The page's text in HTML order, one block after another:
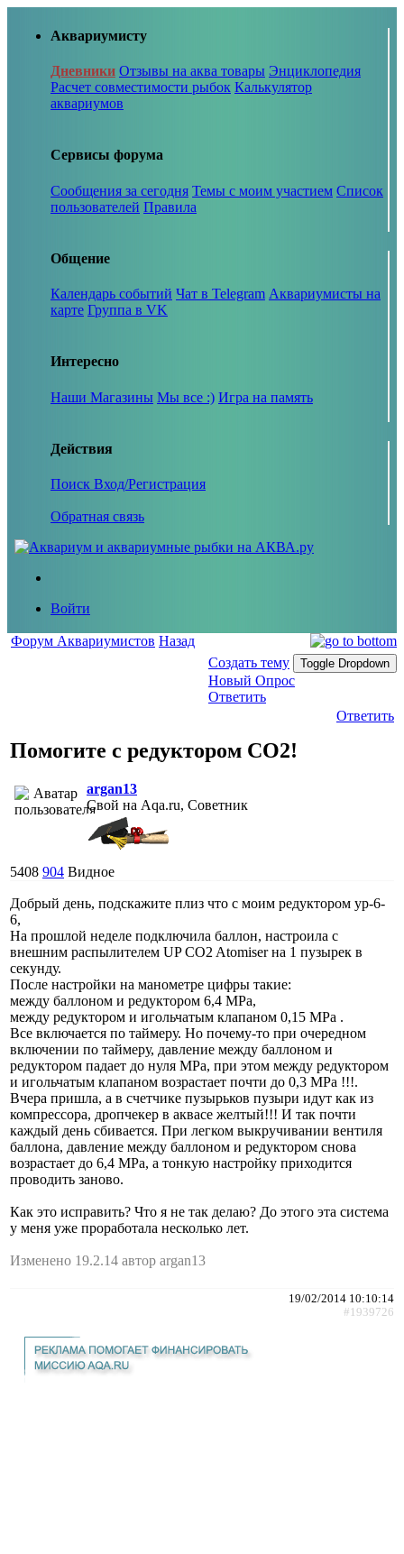
Аквариумисту
Дневники Отзывы на аква товары Энциклопедия
Расчет совместимости рыбок Калькулятор
аквариумов
Сервисы форума
Сообщения за сегодня Темы с моим участием Список
пользователей Правила
Общение
Календарь событий Чат в Telegram Аквариумисты на
карте Группа в VK
Интересно
Наши Магазины Мы все :) Игра на память
Действия
Поиск Вход/Регистрация
Обратная связь
Войти
Форум Аквариумистов Назад
Создать тему
Toggle Dropdown
Новый Опрос
Ответить
Ответить
Помогите с редуктором СО2!
argan13
Свой на Aqa.ru, Советник
5408 904 Видное
Добрый день, подскажите плиз что с моим редуктором ур-6-
6,
На прошлой неделе подключила баллон, настроила с
внешним распылителем UP CO2 Atomiser на 1 пузырек в
секунду.
После настройки на манометре цифры такие:
между баллоном и редуктором 6,4 МРа,
между редуктором и игольчатым клапаном 0,15 МРа .
Все включается по таймеру. Но почему-то при очередном
включении по таймеру, давление между баллоном и
редуктором падает до нуля МРа, при этом между редуктором
и игольчатым клапаном возрастает почти до 0,3 МРа !!!.
Вчера пришла, а в счетчике пузырьков пузыри идут как из
компрессора, дропчекер в аквасе желтый!!! И так почти
каждый день сбивается. При легком выкручивании вентиля
баллона, давление между баллоном и редуктором снова
возрастает до 6,4 МРа, а тонкую настройку приходится
проводить заново.
Как это исправить? Что я не так делаю? До этого эта система
у меня уже проработала несколько лет.
Изменено 19.2.14 автор argan13
19/02/2014 10:10:14
#1939726